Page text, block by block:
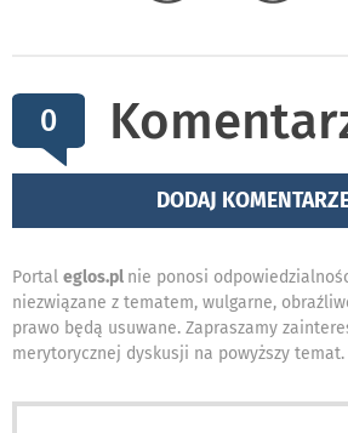
0
DODAJ
Portal eglos.pl nie ponosi
niezwiązane z tematem, wulgarne,
prawo będą usuwane. Zapraszamy
merytorycznej dyskusji na powyższy temat.